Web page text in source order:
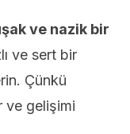
ve nazik bir
ve sert bir
Çünkü
ve gelişimi